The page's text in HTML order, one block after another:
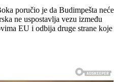
poručio je da Budimpešta neće
ne uspostavlja vezu između
EU i odbija druge strane koje